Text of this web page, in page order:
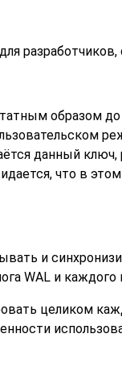
образом
данный ключ,
что в
и
WAL и каждого
целиком